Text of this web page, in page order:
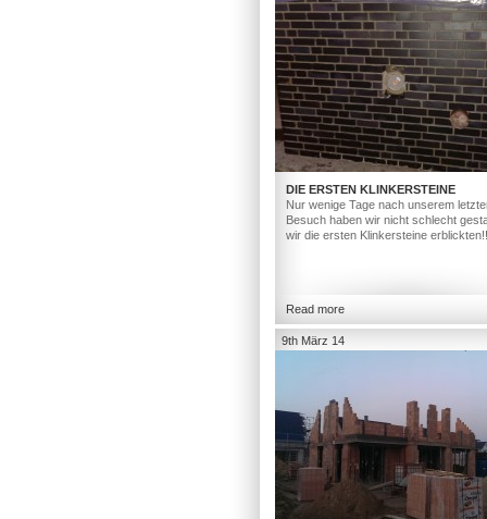
DIE ERSTEN KLINKERSTEINE
Nur wenige Tage nach unserem
Besuch haben wir nicht schlecht
wir die ersten Klinkersteine
Read more
9th März 14